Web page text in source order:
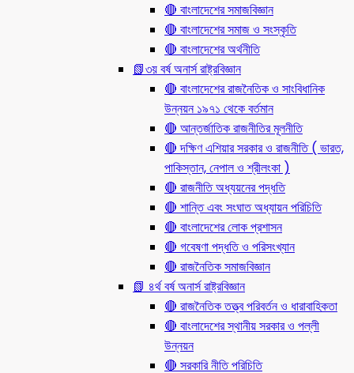
🔴 বাংলাদেশের সমাজবিজ্ঞান
🔴 বাংলাদেশের সমাজ ও সংস্কৃতি
🔴 বাংলাদেশের অর্থনীতি
📗৩য় বর্ষ অনার্স রাষ্ট্রবিজ্ঞান
🔴 বাংলাদেশের রাজনৈতিক ও সাংবিধানিক
উন্নয়ন ১৯৭১ থেকে বর্তমান
🔴 আন্তর্জাতিক রাজনীতির মূলনীতি
🔴 দক্ষিণ এশিয়ার সরকার ও রাজনীতি ( ভারত,
পাকিস্তান, নেপাল ও শ্রীলংকা )
🔴 রাজনীতি অধ্যয়নের পদ্ধতি
🔴 শান্তি এবং সংঘাত অধ্যায়ন পরিচিতি
🔴 বাংলাদেশের লোক প্রশাসন
🔴 গবেষণা পদ্ধতি ও পরিসংখ্যান
🔴 রাজনৈতিক সমাজবিজ্ঞান
📗 ৪র্থ বর্ষ অনার্স রাষ্ট্রবিজ্ঞান
🔴 রাজনৈতিক তত্ত্ব পরিবর্তন ও ধারাবাহিকতা
🔴 বাংলাদেশের স্থানীয় সরকার ও পল্লী
উন্নয়ন
🔴 সরকারি নীতি পরিচিতি